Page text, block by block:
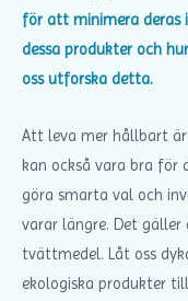
för att minimera deras
dessa produkter och
oss utforska detta.
Att leva mer hållbart
kan också vara bra för
göra smarta val och
varar längre. Det
tvättmedel. Låt oss
ekologiska produkter